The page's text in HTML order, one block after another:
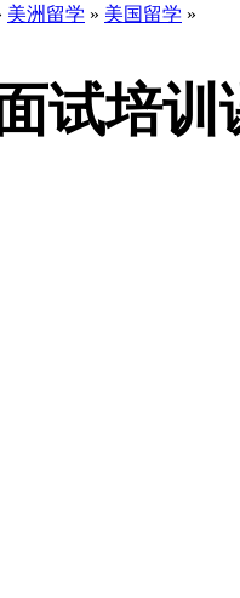
美洲留学 » 美国留学 »
试培训